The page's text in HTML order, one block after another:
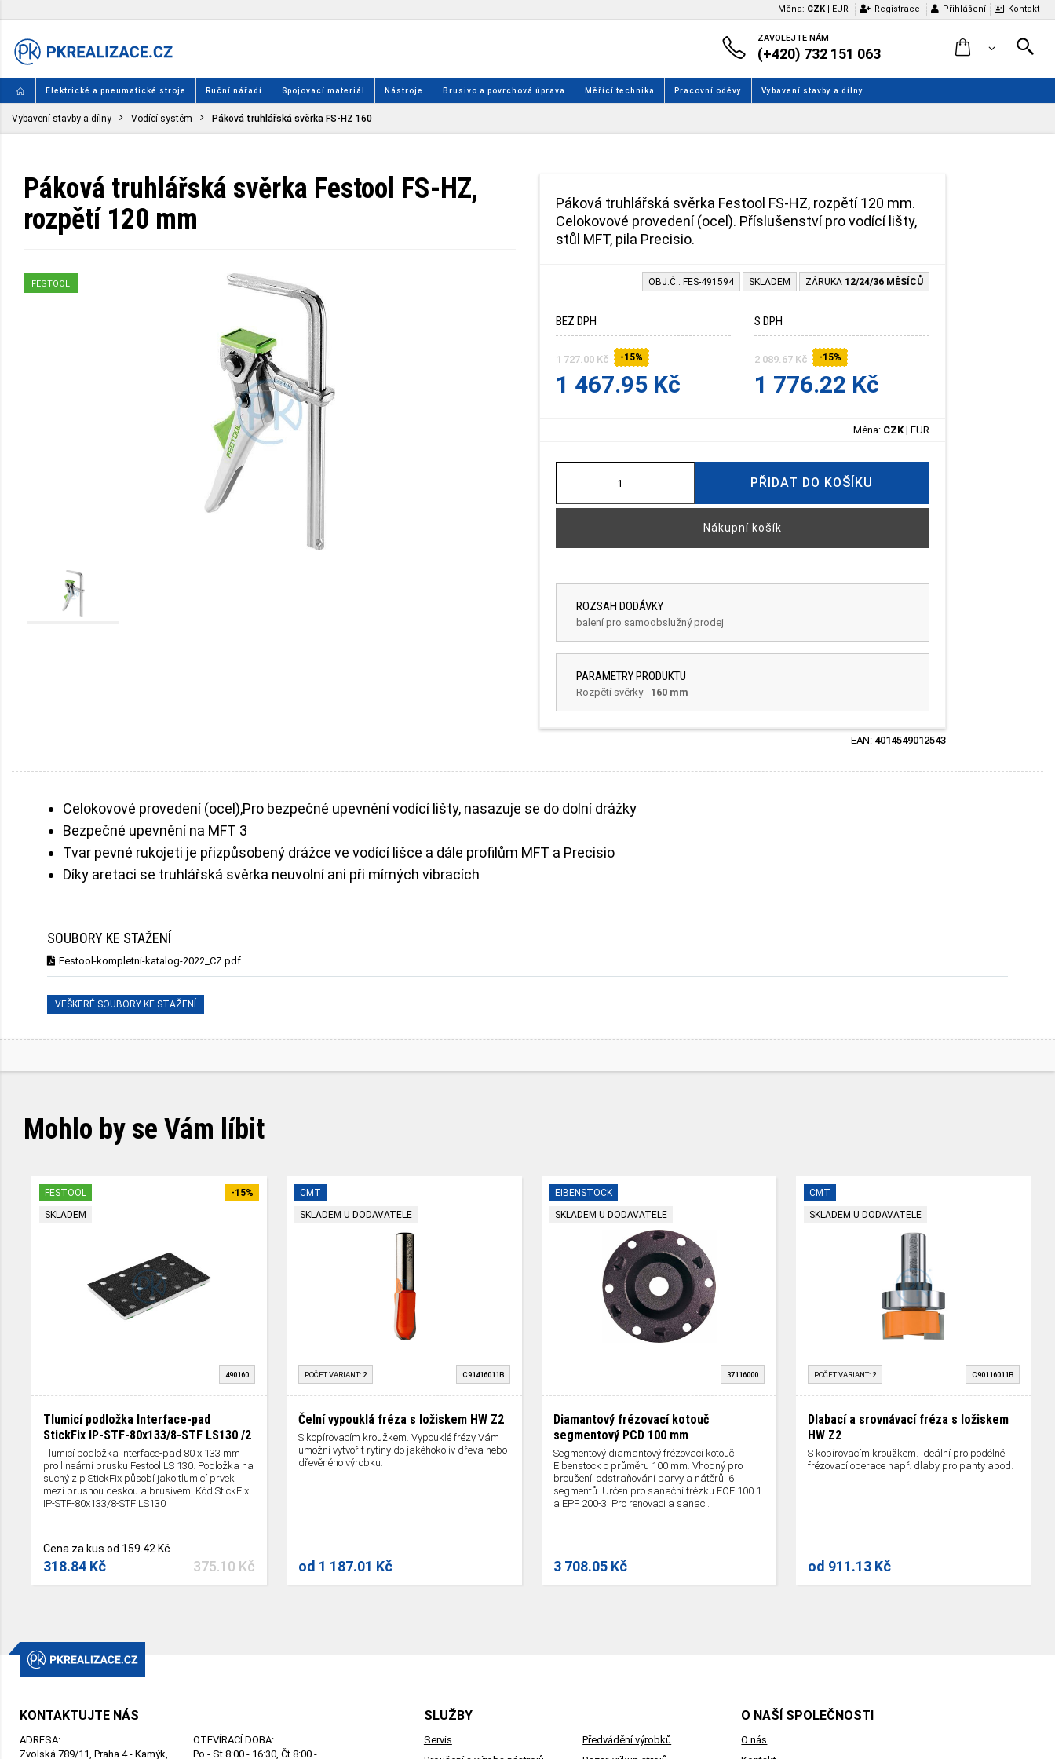
Měna: CZK | EUR Registrace Přihlášení Kontakt
ZAVOLEJTE NÁM
(+420) 732 151 063
Elektrické a pneumatické stroje Ruční nářadí Spojovací materiál Nástroje Brusivo a povrchová úprava Měřící technika Pracovní oděvy Vybavení stavby a dílny
Vybavení stavby a dílny Vodící systém Páková truhlářská svěrka FS-HZ 160
Páková truhlářská svěrka Festool FS-HZ,
rozpětí 120 mm
FESTOOL
Páková truhlářská svěrka Festool FS-HZ, rozpětí 120 mm.
Celokovové provedení (ocel). Příslušenství pro vodící lišty,
stůl MFT, pila Precisio.
OBJ.Č.: FES-491594 SKLADEM ZÁRUKA 12/24/36 MĚSÍCŮ
BEZ DPH
1 727.00 Kč -15%
1 467.95 Kč
S DPH
2 089.67 Kč -15%
1 776.22 Kč
Měna: CZK| EUR
PŘIDAT DO KOŠÍKU
Nákupní košík
ROZSAH DODÁVKY
balení pro samoobslužný prodej
PARAMETRY PRODUKTU
Rozpětí svěrky- 160 mm
EAN: 4014549012543
Celokovové provedení (ocel),Pro bezpečné upevnění vodící lišty, nasazuje se do dolní drážky
Bezpečné upevnění na MFT 3
Tvar pevné rukojeti je přizpůsobený drážce ve vodící lišce a dále profilům MFT a Precisio
Díky aretaci se truhlářská svěrka neuvolní ani při mírných vibracích
SOUBORY KE STAŽENÍ
Festool-kompletni-katalog-2022_CZ.pdf
VEŠKERÉ SOUBORY KE STAŽENÍ
Mohlo by se Vám líbit
SKLADEM
FESTOOL -15%
490160
Tlumicí podložka Interface-pad
StickFix IP-STF-80x133/8-STF LS130 /2
Tlumicí podložka Interface-pad 80 x 133 mm
pro lineární brusku Festool LS 130. Podložka na
suchý zip StickFix působí jako tlumicí prvek
mezi brusnou deskou a brusivem. Kód StickFix
IP-STF-80x133/8-STF LS130
375.10 Kč
318.84 Kč
Cena za kus od 159.42 Kč
SKLADEM U DODAVATELE
CMT
POČET VARIANT: 2 C91416011B
Čelní vypouklá fréza s ložiskem HW Z2
S kopírovacím kroužkem. Vypouklé frézy Vám
umožní vytvořit rytiny do jakéhokoliv dřeva nebo
dřevěného výrobku.
od 1 187.01 Kč
SKLADEM U DODAVATELE
EIBENSTOCK
37116000
Diamantový frézovací kotouč
segmentový PCD 100 mm
Segmentový diamantový frézovací kotouč
Eibenstock o průměru 100 mm. Vhodný pro
broušení, odstraňování barvy a nátěrů. 6
segmentů. Určen pro sanační frézku EOF 100.1
a EPF 200-3. Pro renovaci a sanaci.
3 708.05 Kč
SKLADEM U DODAVATELE
CMT
POČET VARIANT: 2 C90116011B
Dlabací a srovnávací fréza s ložiskem
HW Z2
S kopírovacím kroužkem. Ideální pro podélné
frézovací operace např. dlaby pro panty apod.
od 911.13 Kč
KONTAKTUJTE NÁS
ADRESA:
Zvolská 789/11, Praha 4 - Kamýk,
OTEVÍRACÍ DOBA:
Po - St 8:00 - 16:30, Čt 8:00 -
SLUŽBY
Servis
Předvádění výrobků
O NAŠÍ SPOLEČNOSTI
O nás